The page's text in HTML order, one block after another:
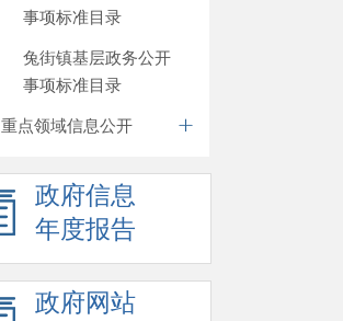
事项标准目录
兔街镇基层政务公开
事项标准目录
重点领域信息公开
政府信息
年度报告
政府网站